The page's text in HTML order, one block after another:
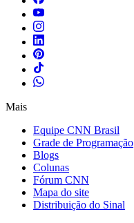
Mais
Equipe CNN Brasil
Grade de Programação
Blogs
Colunas
Fórum CNN
Mapa do site
Distribuição do Sinal